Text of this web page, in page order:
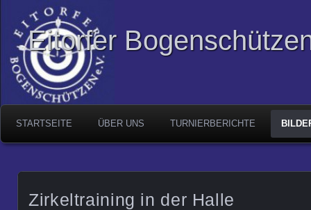
Eitorfer
STARTSEITE ÜBER UNS TURNIERBERICHTE
Zirkeltraining in der Halle